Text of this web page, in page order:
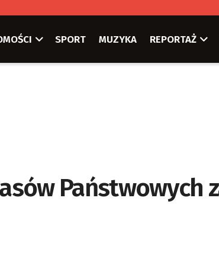
SPORT MUZYKA REPORTAŻ
Państwowych